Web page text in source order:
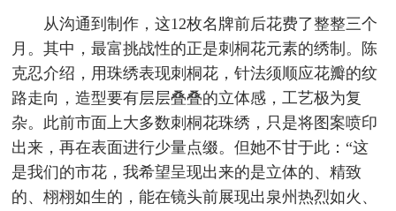
从沟通到制作，这12枚名牌前后花费了整整三个
月。其中，最富挑战性的正是刺桐花元素的绣制。陈
克忍介绍，用珠绣表现刺桐花，针法须顺应花瓣的纹
路走向，造型要有层层叠叠的立体感，工艺极为复
杂。此前市面上大多数刺桐花珠绣，只是将图案喷印
出来，再在表面进行少量点缀。但她不甘于此：“这
是我们的市花，我希望呈现出来的是立体的、精致
的、栩栩如生的，能在镜头前展现出泉州热烈如火、